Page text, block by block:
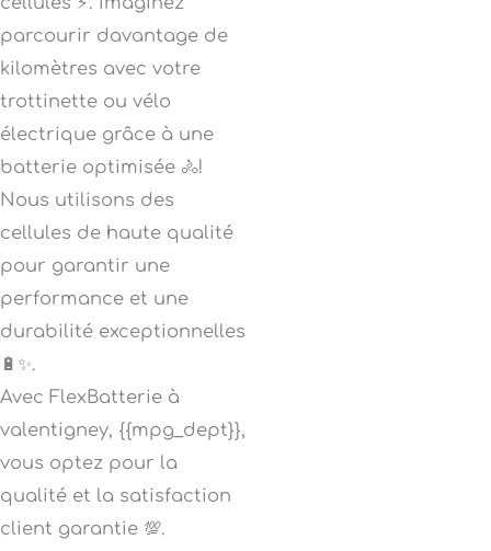
parcourir davantage de
kilomètres avec votre
trottinette ou vélo
électrique grâce à une
batterie optimisée 🚴!
Nous utilisons des
cellules de haute qualité
pour garantir une
performance et une
durabilité exceptionnelles
🔋✨.
Avec FlexBatterie à
valentigney, {{mpg_dept}},
vous optez pour la
qualité et la satisfaction
client garantie 💯.